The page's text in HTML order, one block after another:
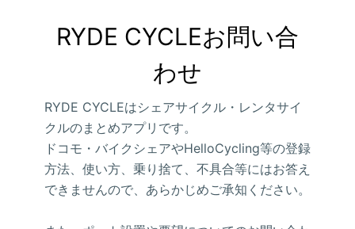
RYDE CYCLEお問い合
わせ
RYDE CYCLEはシェアサイクル・レンタサイ
クルのまとめアプリです。
ドコモ・バイクシェアやHelloCycling等の登録
方法、使い方、乗り捨て、不具合等にはお答え
できませんので、あらかじめご承知ください。